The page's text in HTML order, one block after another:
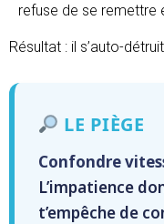
refuse de se remettre
Résultat : il s’auto-
LE PIÈGE
Confondre
L’impatience
t’empêche de